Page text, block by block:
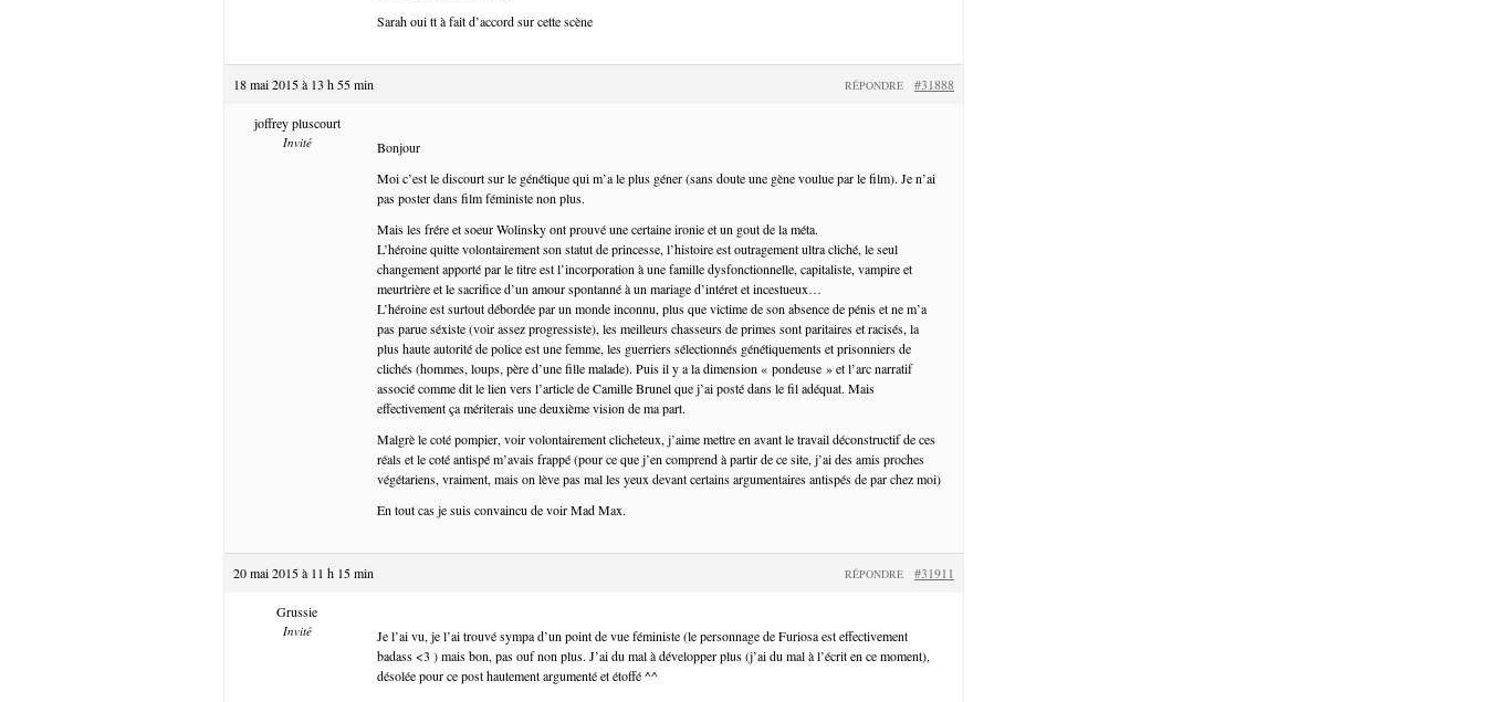
Sarah oui tt à fait d’accord sur cette scène
18 mai 2015 à 13 h 55 min #31888
RÉPONDRE
joffrey pluscourt
Invité
Bonjour
Moi c’est le discourt sur le génétique qui m’a le plus géner (sans doute une gène voulue par le film). Je n’ai
pas poster dans film féministe non plus.
Mais les frére et soeur Wolinsky ont prouvé une certaine ironie et un gout de la méta.
L’héroine quitte volontairement son statut de princesse, l’histoire est outragement ultra cliché, le seul
changement apporté par le titre est l’incorporation à une famille dysfonctionnelle, capitaliste, vampire et
meurtrière et le sacrifice d’un amour spontanné à un mariage d’intéret et incestueux…
L’héroine est surtout débordée par un monde inconnu, plus que victime de son absence de pénis et ne m’a
pas parue séxiste (voir assez progressiste), les meilleurs chasseurs de primes sont paritaires et racisés, la
plus haute autorité de police est une femme, les guerriers sélectionnés génétiquements et prisonniers de
clichés (hommes, loups, père d’une fille malade). Puis il y a la dimension « pondeuse » et l’arc narratif
associé comme dit le lien vers l’article de Camille Brunel que j’ai posté dans le fil adéquat. Mais
effectivement ça mériterais une deuxième vision de ma part.
Malgrè le coté pompier, voir volontairement clicheteux, j’aime mettre en avant le travail déconstructif de ces
réals et le coté antispé m’avais frappé (pour ce que j’en comprend à partir de ce site, j’ai des amis proches
végétariens, vraiment, mais on lève pas mal les yeux devant certains argumentaires antispés de par chez moi)
En tout cas je suis convaincu de voir Mad Max.
20 mai 2015 à 11 h 15 min #31911
RÉPONDRE
Grussie
Invité
Je l’ai vu, je l’ai trouvé sympa d’un point de vue féministe (le personnage de Furiosa est effectivement
badass <3 ) mais bon, pas ouf non plus. J’ai du mal à développer plus (j’ai du mal à l’écrit en ce moment),
désolée pour ce post hautement argumenté et étoffé ^^